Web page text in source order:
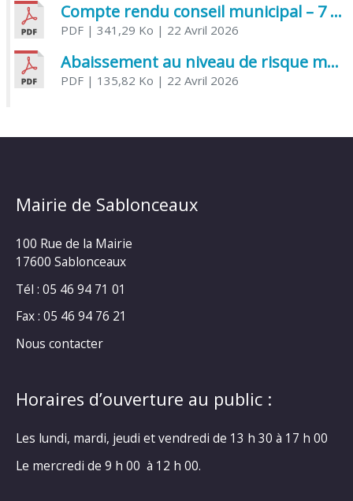
Compte rendu conseil municipal – 7 avril 2026
PDF| 341,29 Ko | 22 Avril 2026
Abaissement au niveau de risque modéré de l’Influenza aviaire
PDF| 135,82 Ko | 22 Avril 2026
Mairie de Sablonceaux
100 Rue de la Mairie
17600 Sablonceaux
Tél : 05 46 94 71 01
Fax : 05 46 94 76 21
Nous contacter
Horaires d’ouverture au public :
Les lundi, mardi, jeudi et vendredi de 13 h 30 à 17 h 00
Le mercredi de 9 h 00 à 12 h 00.